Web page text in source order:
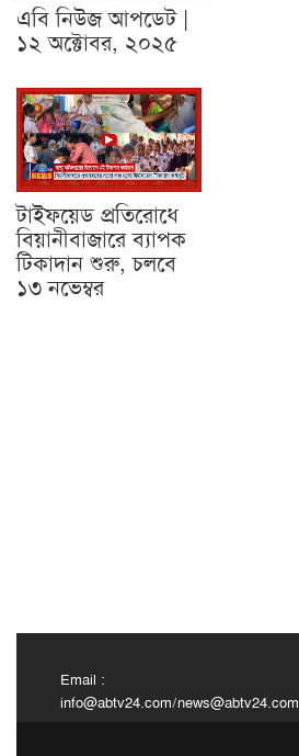
এবি নিউজ আপডেট |
১২ অক্টোবর, ২০২৫
টাইফয়েড প্রতিরোধে
বিয়ানীবাজারে ব্যাপক
টিকাদান শুরু, চলবে
১৩ নভেম্বর
Email :
info@abtv24.com/news@abtv24.com